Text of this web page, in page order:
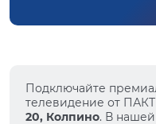
Подключайте
телевидение от ПАКТ
20, Колпино. В